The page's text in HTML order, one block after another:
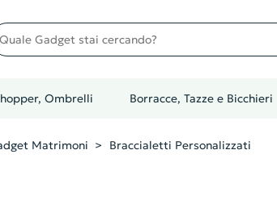
gadget stai cercando?
Ombrelli Borracce, Tazze e Bicchieri
Matrimoni Braccialetti Personalizzati